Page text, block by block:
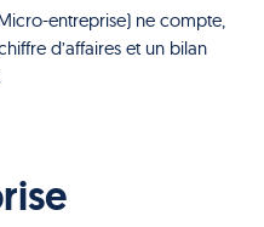
entreprise) ne compte,
d’affaires et un bilan